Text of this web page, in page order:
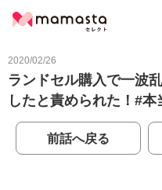
2020/02/26
ランドセル購入で一波
したと責められた！#
前話へ戻る